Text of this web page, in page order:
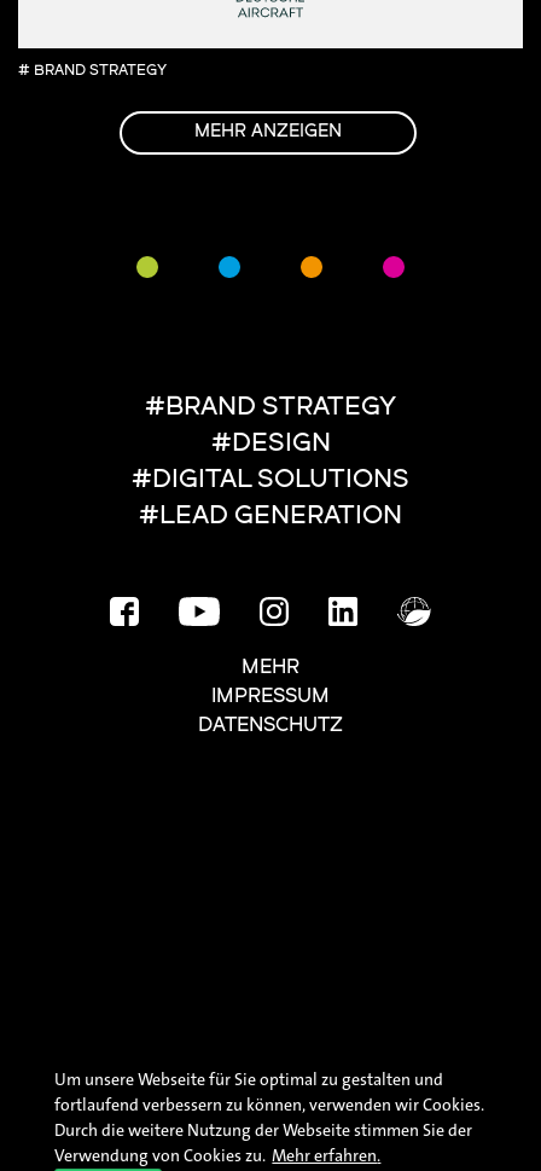
# BRAND STRATEGY
MEHR ANZEIGEN
#BRAND STRATEGY
#DESIGN
#DIGITAL SOLUTIONS
#LEAD GENERATION
MEHR
IMPRESSUM
DATENSCHUTZ
Um unsere Webseite für Sie optimal zu gestalten und
fortlaufend verbessern zu können, verwenden wir Cookies.
Durch die weitere Nutzung der Webseite stimmen Sie der
Verwendung von Cookies zu. Mehr erfahren